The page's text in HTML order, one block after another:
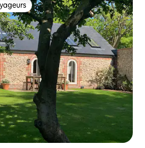
parmi les plus aimés